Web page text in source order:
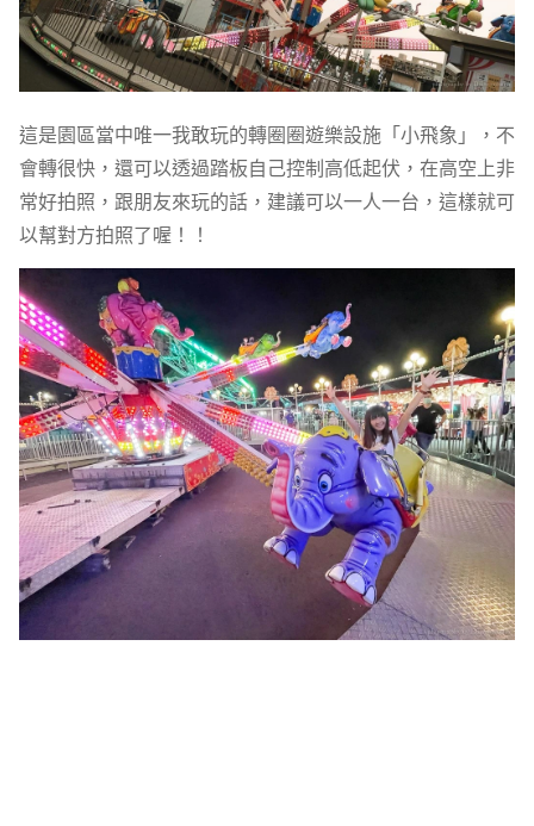
這是園區當中唯一我敢玩的轉圈圈遊樂設施「小飛象」，不
會轉很快，還可以透過踏板自己控制高低起伏，在高空上非
常好拍照，跟朋友來玩的話，建議可以一人一台，這樣就可
以幫對方拍照了喔！！